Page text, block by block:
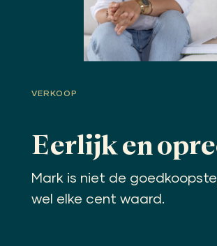
VERKOOP
Eerlijk en
Mark is niet de
wel elke cent waard.